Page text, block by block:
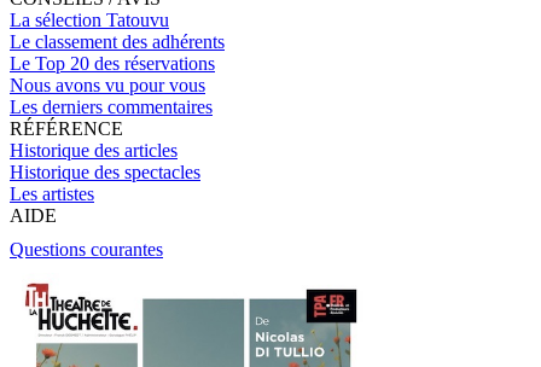
La sélection Tatouvu
Le classement des adhérents
Le Top 20 des réservations
Nous avons vu pour vous
Les derniers commentaires
RÉFÉRENCE
Historique des articles
Historique des spectacles
Les artistes
AIDE
Questions courantes